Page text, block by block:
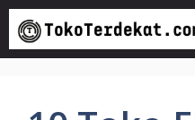
Langsung
isi